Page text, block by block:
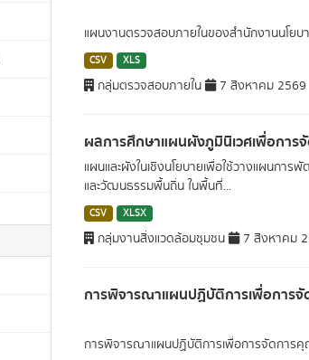
แผนงานตรวจสอบภายในของสำนักงานนโยบ
CSV XLS
กลุ่มตรวจสอบภายใน 7 สิงหาคม 2569
ผลการศึกษาแผนผังภูมินิเวศเพื่อการ
แผนและผังในเชิงนโยบายเพื่อใช้วางแผนกา
และวัฒนธรรมพื้นถิ่น ในพื้นที่...
CSV XLSX
กลุ่มงานสิ่งแวดล้อมชุมชน 7 สิงหาคม
การพิจารณาแผนปฏิบัติการเพื่อการ
การพิจารณาแผนปฏิบัติการเพื่อการจัดการ